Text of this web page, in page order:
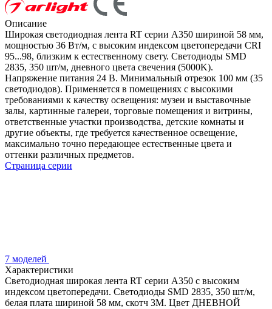
Описание
Широкая светодиодная лента RT серии A350 шириной 58 мм,
мощностью 36 Вт/м, с высоким индексом цветопередачи CRI
95...98, близким к естественному свету. Светодиоды SMD
2835, 350 шт/м, дневного цвета свечения (5000K).
Напряжение питания 24 В. Минимальный отрезок 100 мм (35
светодиодов). Применяется в помещениях с высокими
требованиями к качеству освещения: музеи и выставочные
залы, картинные галереи, торговые помещения и витрины,
ответственные участки производства, детские комнаты и
другие объекты, где требуется качественное освещение,
максимально точно передающее естественные цвета и
оттенки различных предметов.
Страница серии
7 моделей
Характеристики
Светодиодная широкая лента RT серии A350 с высоким
индексом цветопередачи. Светодиоды SMD 2835, 350 шт/м,
белая плата шириной 58 мм, скотч 3М. Цвет ДНЕВНОЙ